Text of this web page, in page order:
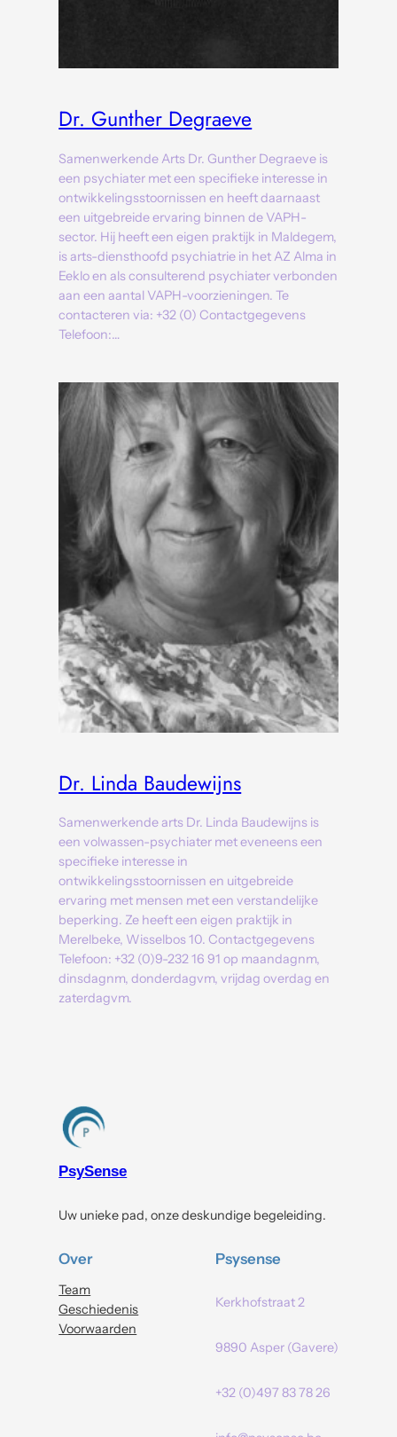
Dr. Gunther Degraeve
Samenwerkende Arts Dr. Gunther Degraeve is
een psychiater met een specifieke interesse in
ontwikkelingsstoornissen en heeft daarnaast
een uitgebreide ervaring binnen de VAPH-
sector. Hij heeft een eigen praktijk in Maldegem,
is arts-diensthoofd psychiatrie in het AZ Alma in
Eeklo en als consulterend psychiater verbonden
aan een aantal VAPH-voorzieningen. Te
contacteren via: +32 (0) Contactgegevens
Telefoon:…
Dr. Linda Baudewijns
Samenwerkende arts Dr. Linda Baudewijns is
een volwassen-psychiater met eveneens een
specifieke interesse in
ontwikkelingsstoornissen en uitgebreide
ervaring met mensen met een verstandelijke
beperking. Ze heeft een eigen praktijk in
Merelbeke, Wisselbos 10. Contactgegevens
Telefoon: +32 (0)9-232 16 91 op maandagnm,
dinsdagnm, donderdagvm, vrijdag overdag en
zaterdagvm.
PsySense
Uw unieke pad, onze deskundige begeleiding.
Over
Team
Geschiedenis
Voorwaarden
Psysense
Kerkhofstraat 2
9890 Asper (Gavere)
+32 (0)497 83 78 26